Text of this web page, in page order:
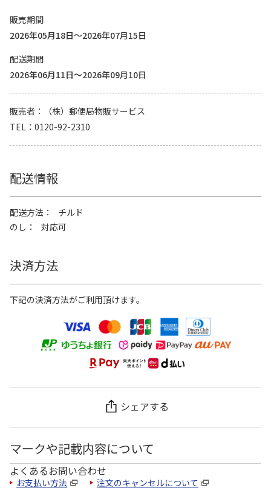
販売期間
2026年05月18日～2026年07月15日
配送期間
2026年06月11日～2026年09月10日
販売者
（株）郵便局物販サービス
TEL
0120-92-2310
配送情報
配送方法
チルド
のし
対応可
決済方法
下記の決済方法がご利用頂けます。
シェアする
マークや記載内容について
よくあるお問い合わせ
お支払い方法 注文のキャンセルについて